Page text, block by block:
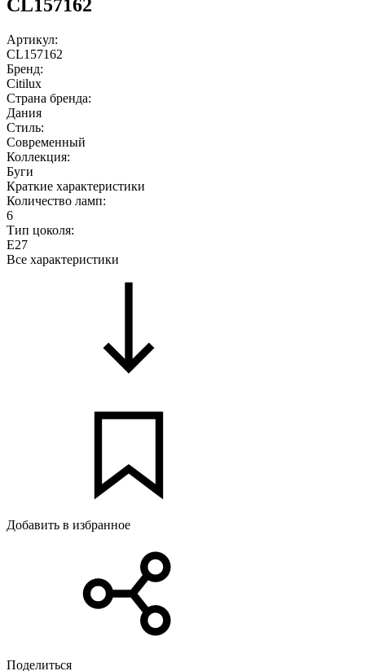
CL157162
Артикул:
CL157162
Бренд:
Citilux
Страна бренда:
Дания
Стиль:
Современный
Коллекция:
Буги
Краткие характеристики
Количество ламп:
6
Тип цоколя:
E27
Все характеристики
Добавить в избранное
Поделиться